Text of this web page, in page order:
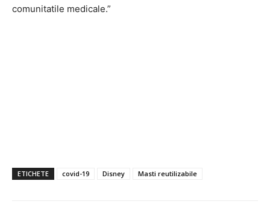
comunitatile medicale.”
ETICHETE covid-19 Disney Masti reutilizabile